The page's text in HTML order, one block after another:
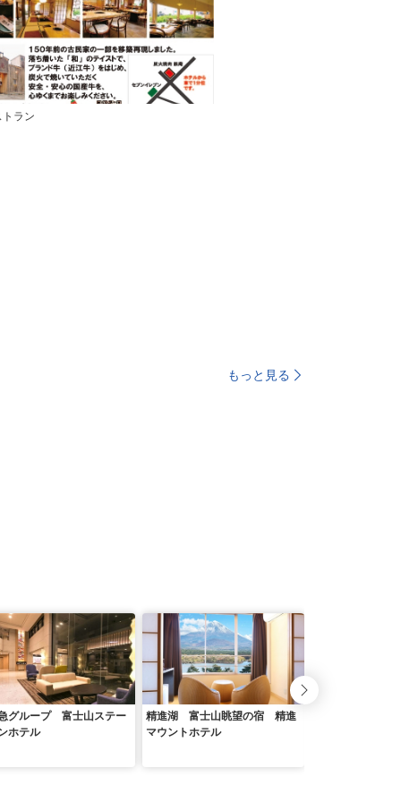
ラン
もっと見る
グループ 富士山ステー
ホテル
精進湖 富士山眺望の宿 精進
マウントホテル